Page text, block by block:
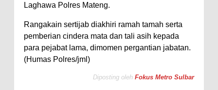
Laghawa Polres Mateng.
Rangakain sertijab diakhiri ramah tamah serta
pemberian cindera mata dan tali asih kepada
para pejabat lama, dimomen pergantian jabatan.
(Humas Polres/jml)
Diposting oleh Fokus Metro Sulbar